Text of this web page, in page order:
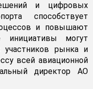
и цифровых
способствует
и повышают
инициативы могут
участников рынка и
всей авиационной
директор АО